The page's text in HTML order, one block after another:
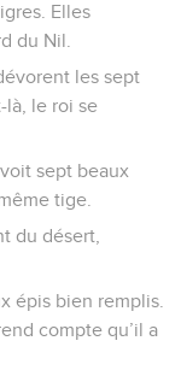
Elles
du Nil.
les sept
là, le roi se
sept beaux
tige.
du désert,
épis bien remplis.
compte qu’il a